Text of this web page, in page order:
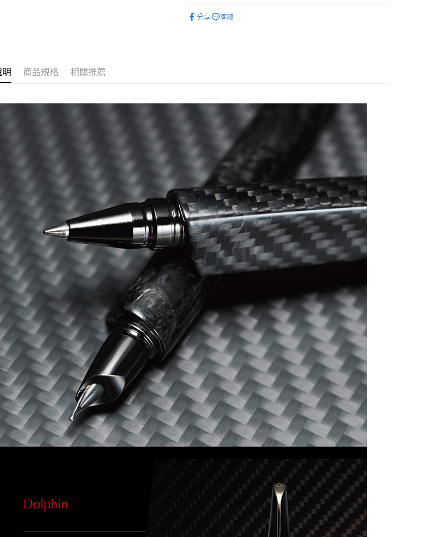
分享 客服
明 商品規格 相關推薦